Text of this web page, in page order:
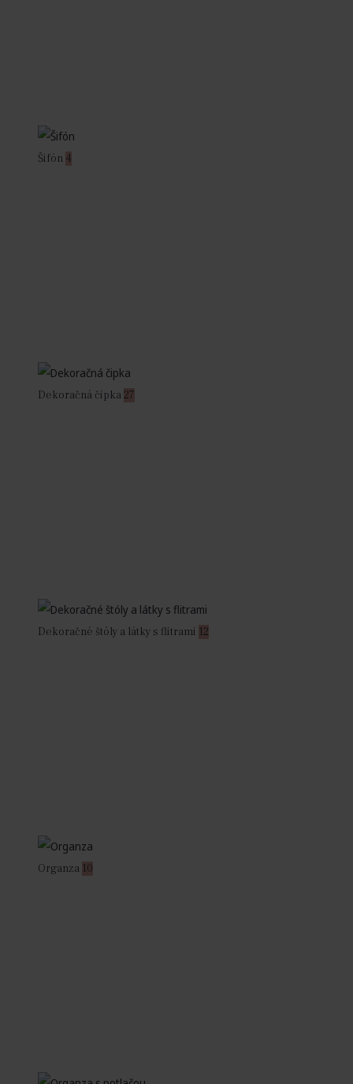
Šifón 4
Dekoračná čipka 27
Dekoračné štóly a látky s flitrami 12
Organza 10